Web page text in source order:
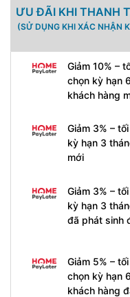
ƯU ĐÃI KHI THANH
(SỬ DỤNG KHI XÁC NHẬN
Giảm 10% –
chọn kỳ hạn
khách hàng
Giảm 3% –
kỳ hạn 3
mới
Giảm 3% –
kỳ hạn 3
đã phát sinh
Giảm 5% –
chọn kỳ hạn
khách hàng